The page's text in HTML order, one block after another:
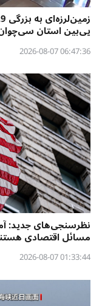
یی‌بین استان سی‌چوان
06:47:36 2026-08-07
نظرسنجی‌‌های جدید:
مسائل اقتصادی
01:33:44 2026-08-07